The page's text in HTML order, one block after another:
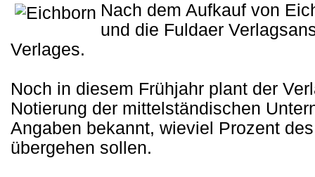
Nach dem Aufkauf von
und die Fuldaer
Verlages.
Noch in diesem Frühjahr plant der
Notierung der mittelständischen
Angaben bekannt, wieviel Prozent
übergehen sollen.